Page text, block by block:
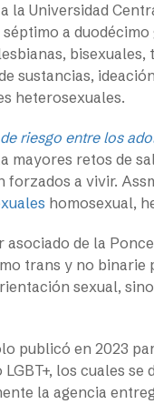
la Universidad
a
sustancias,
heterosexuales.
riesgo entre los
mayores retos de
a vivir.
homosexual,
asociado de la
trans y no
sexual,
publicó en 2023
los cuales
la agencia